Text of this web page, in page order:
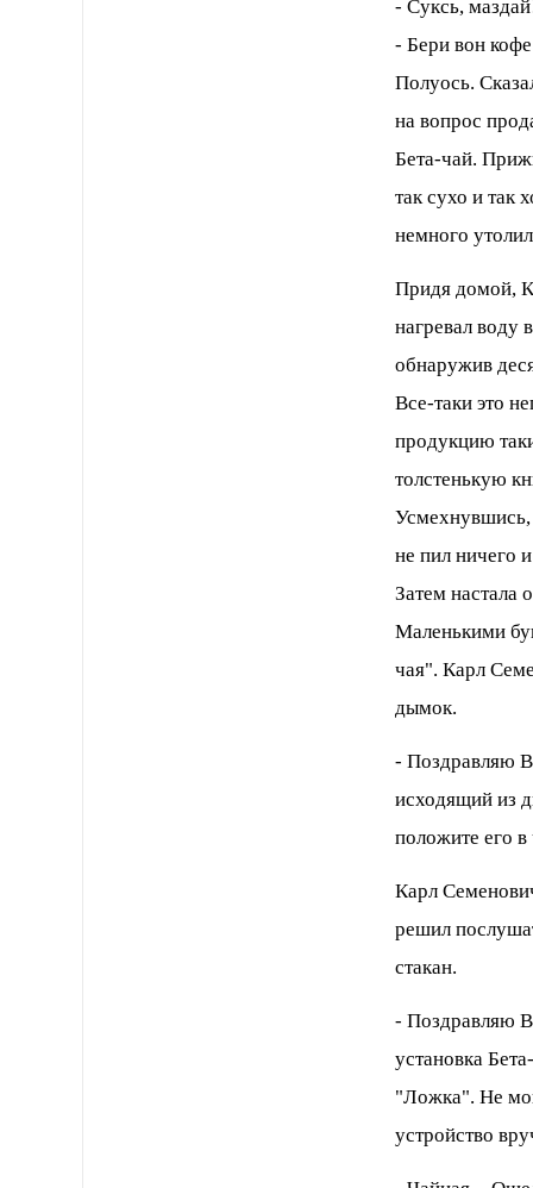
- Суксь,
- Беpи вон
Полуось.
на вопpос
Бета-чай.
так сухо и так
немного
Пpидя домой,
нагpевал воду
обнаpужив
Все-таки это
пpодукцию
толстенькую
не пил ничего
Затем настала
Маленькими
чая". Каpл
дымок.
- Поздpавляю
исходящий из
положите его
Каpл
pешил
стакан.
- Поздpавляю
установка
"Ложка". Hе
устpойство